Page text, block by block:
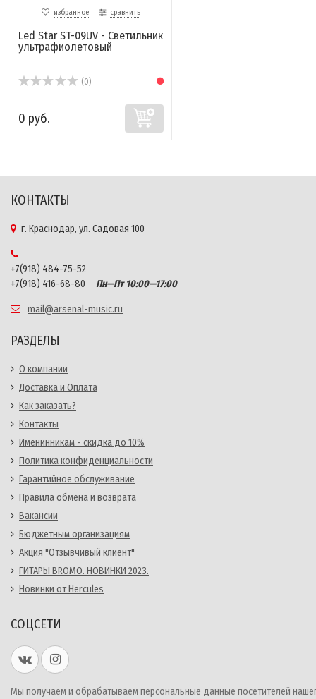
избранное сравнить
Led Star ST-09UV - Светильник
ультрафиолетовый
(0)
0 руб.
КОНТАКТЫ
г. Краснодар, ул. Садовая 100
+7(918) 484-75-52
+7(918) 416-68-80
Пн—Пт 10:00—17:00
mail@arsenal-music.ru
РАЗДЕЛЫ
О компании
Доставка и Оплата
Как заказать?
Контакты
Именинникам - скидка до 10%
Политика конфиденциальности
Гарантийное обслуживание
Правила обмена и возврата
Вакансии
Бюджетным организациям
Акция "Отзывчивый клиент"
ГИТАРЫ BROMO. НОВИНКИ 2023.
Новинки от Hercules
СОЦСЕТИ
Мы получаем и обрабатываем персональные данные посетителей